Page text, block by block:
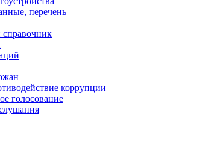
перечень
коррупции
голосование